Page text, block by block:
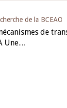
de la BCEAO
de
Une…